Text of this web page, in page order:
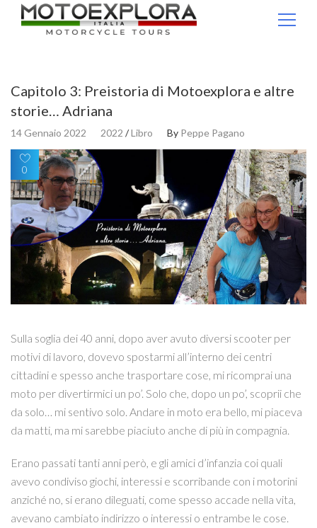
Capitolo 3: Preistoria di Motoexplora e altre
storie… Adriana
14 Gennaio 2022 2022 /Libro By Peppe Pagano
0
Sulla soglia dei 40 anni, dopo aver avuto diversi scooter per
motivi di lavoro, dovevo spostarmi all’interno dei centri
cittadini e spesso anche trasportare cose, mi ricomprai una
moto per divertirmici un po’. Solo che, dopo un po’, scoprii che
da solo… mi sentivo solo. Andare in moto era bello, mi piaceva
da matti, ma mi sarebbe piaciuto anche di più in compagnia.
Erano passati tanti anni però, e gli amici d’infanzia coi quali
avevo condiviso giochi, interessi e scorribande con i motorini
anziché no, si erano dileguati, come spesso accade nella vita,
avevano cambiato indirizzo o interessi o entrambe le cose.